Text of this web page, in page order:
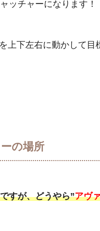
ッチャーになります！
上下左右に動かして目
の場所
すが、どうやら”アヴ